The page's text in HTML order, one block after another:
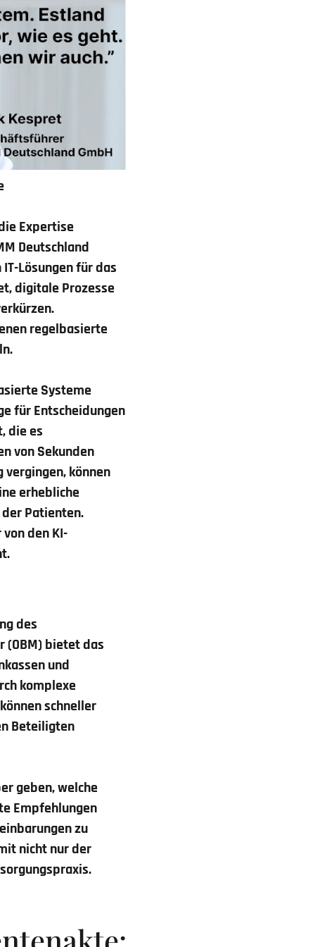
Expertise
Deutschland
Lösungen für das
digitale Prozesse
regelbasierte
Systeme
für Entscheidungen
die es
von Sekunden
können
erhebliche
Patienten.
den KI-
des
(OBM) bietet das
und
komplexe
schneller
Beteiligten
geben, welche
Empfehlungen
zu
nicht nur der